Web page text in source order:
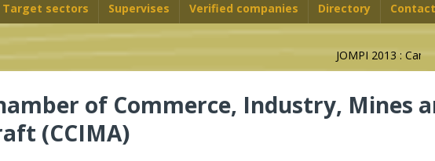
Target sectors Supervises Verified companies Directory
Contact
JOMPI 2013 :
of Commerce, Industry, Mines
(CCIMA)